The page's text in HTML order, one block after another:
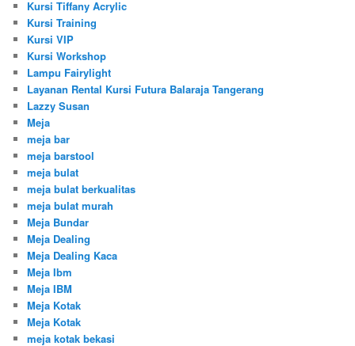
Kursi Tiffany Acrylic
Kursi Training
Kursi VIP
Kursi Workshop
Lampu Fairylight
Layanan Rental Kursi Futura Balaraja Tangerang
Lazzy Susan
Meja
meja bar
meja barstool
meja bulat
meja bulat berkualitas
meja bulat murah
Meja Bundar
Meja Dealing
Meja Dealing Kaca
Meja Ibm
Meja IBM
Meja Kotak
Meja Kotak
meja kotak bekasi